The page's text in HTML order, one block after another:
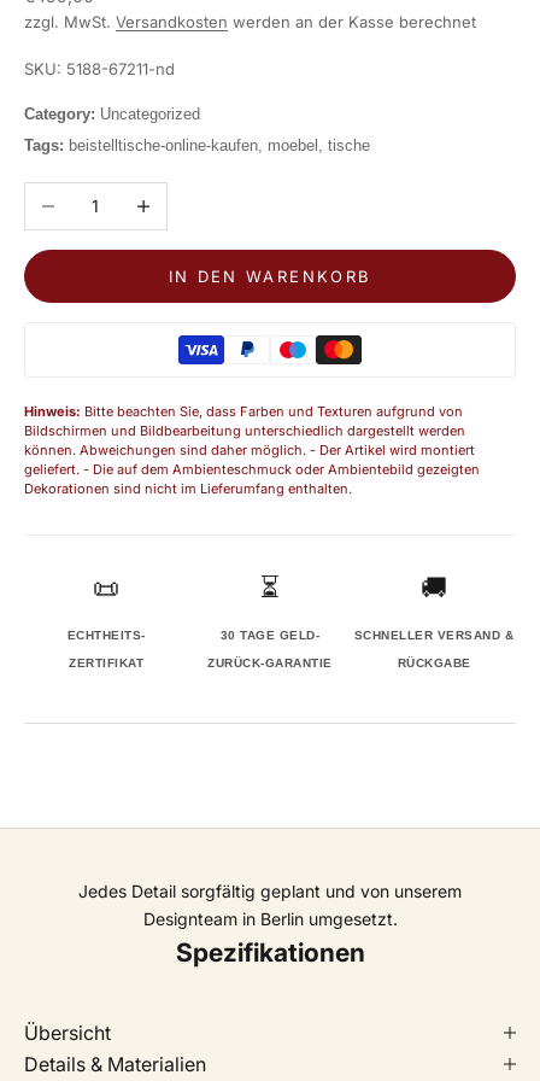
zzgl. MwSt. Versandkosten werden an der Kasse berechnet
SKU: 5188-67211-nd
Category: Uncategorized
Tags: beistelltische-online-kaufen, moebel, tische
Anzahl verringernAnzahl erhöhen
IN DEN WARENKORB
Hinweis: Bitte beachten Sie, dass Farben und Texturen aufgrund von
Bildschirmen und Bildbearbeitung unterschiedlich dargestellt werden
können. Abweichungen sind daher möglich. - Der Artikel wird montiert
geliefert. - Die auf dem Ambienteschmuck oder Ambientebild gezeigten
Dekorationen sind nicht im Lieferumfang enthalten.
📜
ECHTHEITS-
ZERTIFIKAT
⏳
30 TAGE GELD-
ZURÜCK-GARANTIE
🚚
SCHNELLER VERSAND &
RÜCKGABE
Jedes Detail sorgfältig geplant und von unserem
Designteam in Berlin umgesetzt.
Spezifikationen
Übersicht
Details & Materialien